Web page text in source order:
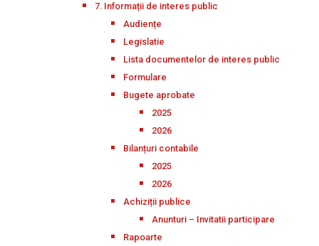
7. Informații de interes public
Audiențe
Legislatie
Lista documentelor de interes public
Formulare
Bugete aprobate
2025
2026
Bilanțuri contabile
2025
2026
Achiziții publice
Anunturi – Invitatii participare
Rapoarte